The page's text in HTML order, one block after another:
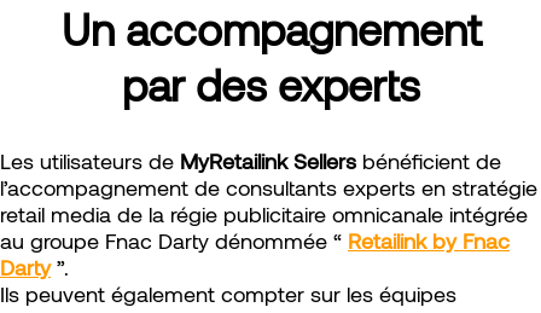
Un accompagnement
par des experts
Les utilisateurs de MyRetailink Sellers bénéficient de
l’accompagnement de consultants experts en stratégie
retail media de la régie publicitaire omnicanale intégrée
au groupe Fnac Darty dénommée “ Retailink by Fnac
Darty”.
Ils peuvent également compter sur les équipes